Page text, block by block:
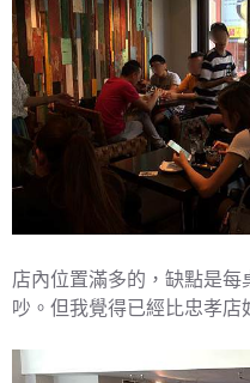
店內位置滿多的，缺點是每
吵。但我覺得已經比忠孝店